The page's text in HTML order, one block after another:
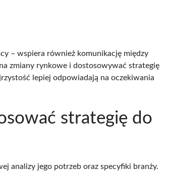
– wspiera również komunikację między
zmiany rynkowe i dostosowywać strategię
lepiej odpowiadają na oczekiwania
strategię do
analizy jego potrzeb oraz specyfiki branży.